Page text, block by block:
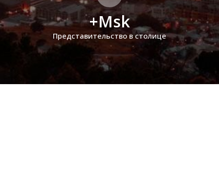
+Msk
Представительство в столице